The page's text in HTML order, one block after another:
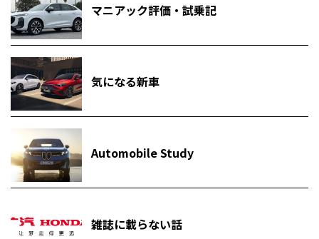
マニアック評価・試乗記
気になる新車
Automobile Study
雑誌に載らない話